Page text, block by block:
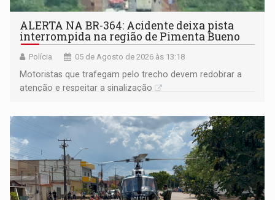
ALERTA NA BR-364: Acidente deixa pista
interrompida na região de Pimenta Bueno
Polícia 05 de Agosto de 2026 às 13:18
​Motoristas que trafegam pelo trecho devem redobrar a
atenção e respeitar a sinalização